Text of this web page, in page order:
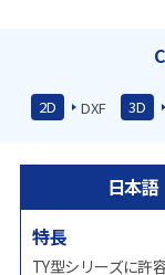
2D DXF 3D
日本語
特長
TY型シリーズに許